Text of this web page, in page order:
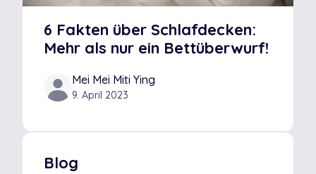
6 Fakten über Schlafdecken:
Mehr als nur ein Bettüberwurf!
Mei Mei Miti Ying
9. April 2023
Blog